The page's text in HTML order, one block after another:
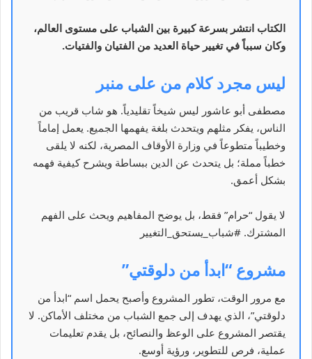
الكتاب انتشر بسرعة كبيرة بين الشباب على مستوى العالم،
وكان سبباً في تغيير حياة العديد من الفتيان والفتيات.
ليس مجرد كلام من على منبر
مصطفى أبو عاشور ليس شيخاً تقليدياً. هو شاب قريب من
الناس، يفكر مثلهم ويتحدث بلغة يفهمها الجميع. يعمل إماماً
وخطيباً متطوعاً في وزارة الأوقاف المصرية، لكنه لا يلقى
خطباً مملة؛ بل يتحدث عن الدين ببساطة ويشرح كيفية فهمه
بشكل أعمق.
لا يقول “حرام” فقط، بل يوضح المفاهيم ويحث على الفهم
المشترك. #شباب_يستحق_التغيير
مشروع “ابدأ من دلوقتي”
مع مرور الوقت، تطور المشروع وأصبح يحمل اسم “ابدأ من
دلوقتي”، الذي يهدف إلى جمع الشباب من مختلف الأماكن. لا
يقتصر المشروع على الوعظ والنصائح، بل يقدم تعليمات
عملية، فرص للتطوير، ورؤية أوسع.